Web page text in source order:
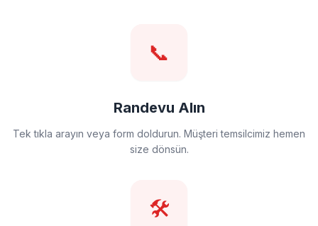
📞
Randevu Alın
Tek tıkla arayın veya form doldurun. Müşteri temsilcimiz hemen
size dönsün.
🛠️